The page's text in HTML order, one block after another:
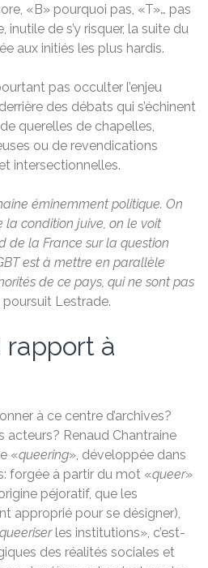
«B» pourquoi pas, «T»… pas
de s’y risquer, la suite du
aux initiés les plus hardis.
pas occulter l’enjeu
des débats qui s’échinent
de querelles de chapelles,
ou de revendications
intersectionnelles.
éminemment politique. On
la condition juive, on le voit
de la France sur la question
est à mettre en parallèle
de ce pays, qui ne sont pas
poursuit Lestrade.
rapport à
à ce centre d’archives?
acteurs? Renaud Chantraine
«queering», développée dans
forgée à partir du mot «queer»
péjoratif, que les
approprié pour se désigner),
queeriser les institutions», c’est-
des réalités sociales et